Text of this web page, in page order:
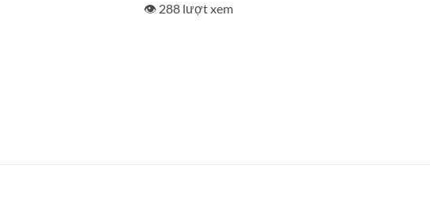
👁️ 288 lượt xem